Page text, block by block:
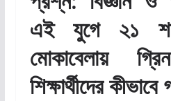
এই যুগে ২১
মোকাবেলায়
শিক্ষার্থীদের